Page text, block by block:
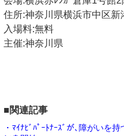
住所:神奈川県横浜市中区新
入場料:無料
主催:神奈川県
(坂土
■関連記事
・ﾏｲﾅﾋﾞﾊﾟｰﾄﾅｰｽﾞが､障がいを